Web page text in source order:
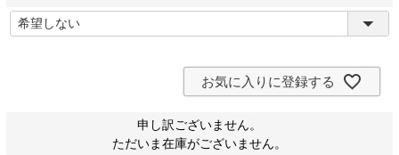
(
)
お気に入りに登録する
申し訳ございません。
ただいま在庫がございません。